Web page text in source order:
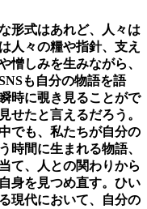
形式はあれど、人々は
人々の糧や指針、支え
憎しみを生みながら、
も自分の物語を語
時に覗き見ることがで
せたと言えるだろう。
でも、私たちが自分の
時間に生まれる物語、
て、人との関わりから
身を見つめ直す。ひい
現代において、自分の